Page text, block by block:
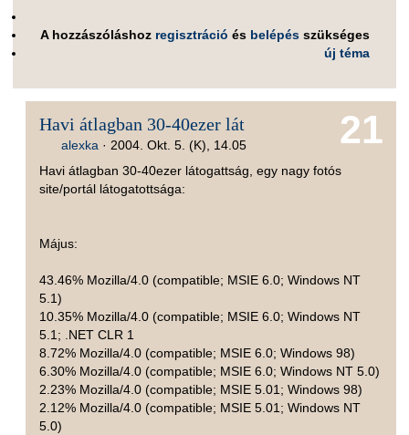
A hozzászóláshoz regisztráció és belépés szükséges
új téma
21
Havi átlagban 30-40ezer lát
alexka· 2004. Okt. 5. (K), 14.05
Havi átlagban 30-40ezer látogattság, egy nagy fotós
site/portál látogatottsága:
Május:
43.46% Mozilla/4.0 (compatible; MSIE 6.0; Windows NT
5.1)
10.35% Mozilla/4.0 (compatible; MSIE 6.0; Windows NT
5.1; .NET CLR 1
8.72% Mozilla/4.0 (compatible; MSIE 6.0; Windows 98)
6.30% Mozilla/4.0 (compatible; MSIE 6.0; Windows NT 5.0)
2.23% Mozilla/4.0 (compatible; MSIE 5.01; Windows 98)
2.12% Mozilla/4.0 (compatible; MSIE 5.01; Windows NT
5.0)